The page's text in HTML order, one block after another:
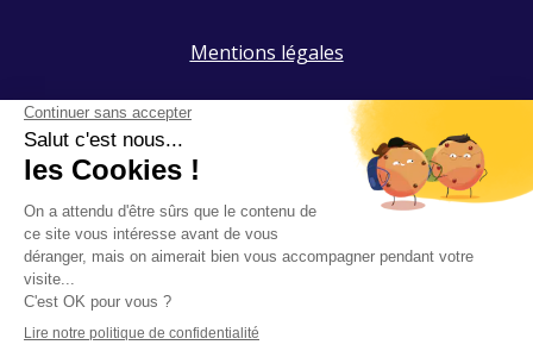
Mentions légales
Politique de confidentialité